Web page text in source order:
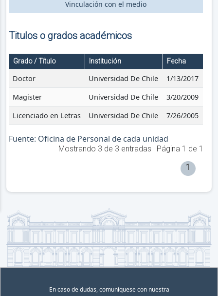
Vinculación con el medio
Titulos o grados académicos
Grado / Título Institución Fecha
Doctor Universidad De Chile
1/13/2017
Magister
Universidad De Chile
3/20/2009
Licenciado en Letras
Universidad De Chile 7/26/2005
Fuente: Oficina de Personal de cada unidad
Mostrando 3 de 3 entradas | Página 1 de 1
1
En caso de dudas, comuníquese con nuestra